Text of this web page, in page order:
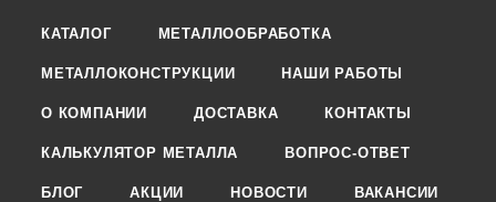
КАТАЛОГ МЕТАЛЛООБРАБОТКА
МЕТАЛЛОКОНСТРУКЦИИ НАШИ РАБОТЫ
О КОМПАНИИ ДОСТАВКА КОНТАКТЫ
КАЛЬКУЛЯТОР МЕТАЛЛА ВОПРОС-ОТВЕТ
БЛОГ АКЦИИ НОВОСТИ ВАКАНСИИ